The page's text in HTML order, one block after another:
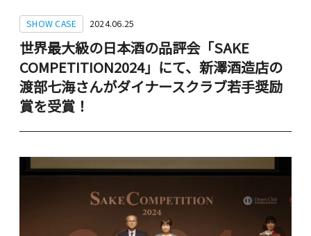
SHOW CASE 2024.06.25
世界最大級の日本酒の品評会「SAKE
COMPETITION2024」にて、新澤酒造店の
渡部七海さんがダイナースクラブ若手奨励
賞を受賞！